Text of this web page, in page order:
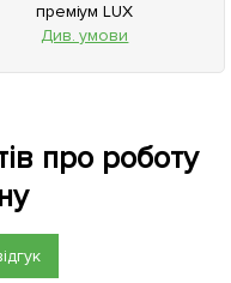
преміум LUX
Див. умови
про роботу